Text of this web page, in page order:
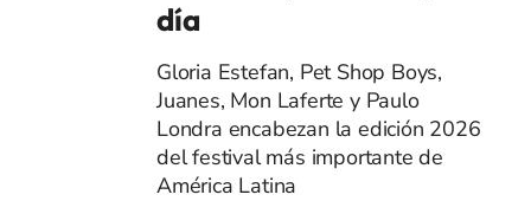
día
Gloria Estefan, Pet Shop Boys,
Juanes, Mon Laferte y Paulo
Londra encabezan la edición 2026
del festival más importante de
América Latina